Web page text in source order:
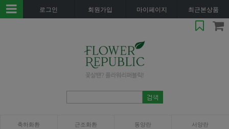
로그인 회원가입 마이페이지 최근본상품
축하화환 근조화환 동양란 서양란